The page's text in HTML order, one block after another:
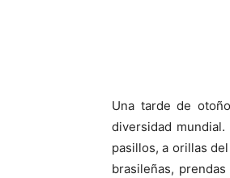
Una tarde de
diversidad
pasillos, a orillas
brasileñas,